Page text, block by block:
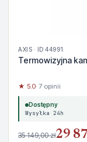
AXIS · ID 44991
Termowizyjna
★ 5.0· 7 opinii
Dostępny
Wysyłka 24h
35 149,00 zł29